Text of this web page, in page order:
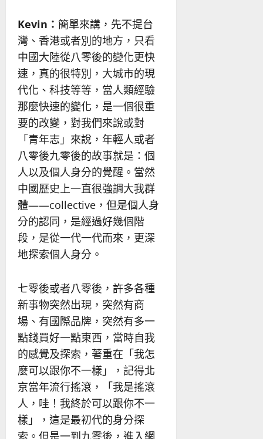
Kevin ： 簡單來講，先不提台
灣、香港或者別的地方，只看
中國大陸從八零後的變化更快
速，真的很特別，大城市的現
代化、科技等等，當人類經驗
那麼快速的變化，是一個很重
要的改變，對我們來說或對
「青年志」來說，年輕人或者
八零後九零後的故事就是：個
人以及個人身分的覺醒。當然
中國歷史上一直很強調大我群
體——collective，但是個人身
分的認同，是經過好幾個階
段，是從一代一代而來，更深
地探索個人身分。
七零後或者八零後，許多各種
新事物突然出現，突然有商
場、有國際品牌，突然有多一
點錢買好一點東西，當時自我
的感覺及探索，著重在「我怎
麼可以跟你不一樣」，記得北
京當年流行搖滾，「我是搖滾
人，哇！我終於可以跟你不一
樣」，這是最初代的身分探
索。但是一到九零後，進入網